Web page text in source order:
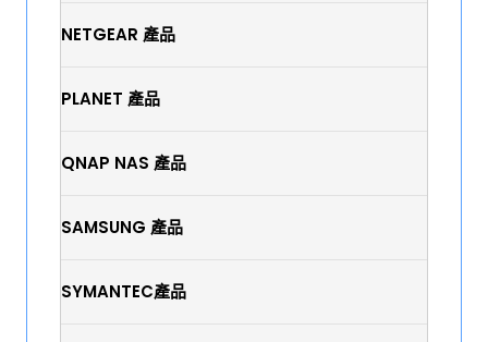
NETGEAR 產品
PLANET 產品
QNAP NAS 產品
SAMSUNG 產品
SYMANTEC產品